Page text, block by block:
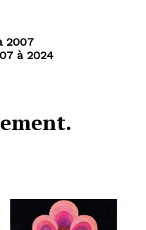
2007
à 2024